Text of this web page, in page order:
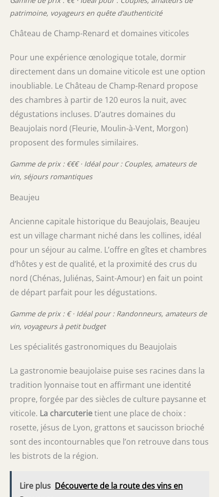
patrimoine, voyageurs en quête d’authenticité
Château de Champ-Renard et domaines viticoles
Pour une expérience œnologique totale, dormir
directement dans un domaine viticole est une option
inoubliable. Le Château de Champ-Renard propose
des chambres à partir de 120 euros la nuit, avec
dégustations incluses. D’autres domaines du
Beaujolais nord (Fleurie, Moulin-à-Vent, Morgon)
proposent des formules similaires.
Gamme de prix : €€€ · Idéal pour : Couples, amateurs de
vin, séjours romantiques
Beaujeu
Ancienne capitale historique du Beaujolais, Beaujeu
est un village charmant niché dans les collines, idéal
pour un séjour au calme. L’offre en gîtes et chambres
d’hôtes y est de qualité, et la proximité des crus du
nord (Chénas, Juliénas, Saint-Amour) en fait un point
de départ parfait pour les dégustations.
Gamme de prix : € · Idéal pour : Randonneurs, amateurs de
vin, voyageurs à petit budget
Les spécialités gastronomiques du Beaujolais
La gastronomie beaujolaise puise ses racines dans la
tradition lyonnaise tout en affirmant une identité
propre, forgée par des siècles de culture paysanne et
viticole. La charcuterietient une place de choix :
rosette, jésus de Lyon, grattons et saucisson brioché
sont des incontournables que l’on retrouve dans tous
les bistrots de la région.
Lire plus Découverte de la route des vins en